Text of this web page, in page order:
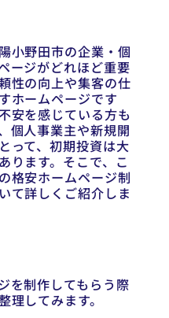
小野田市の企業・個
ージがどれほど重要
性の向上や集客の仕
ホームページです
安を感じている方も
個人事業主や新規開
って、初期投資は大
ります。そこで、こ
格安ホームページ制
て詳しくご紹介しま
を制作してもらう際
理してみます。